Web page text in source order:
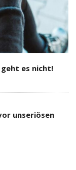
es nicht!
unseriösen